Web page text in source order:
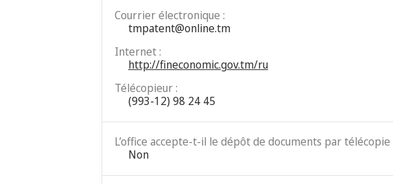
Courrier électronique :
tmpatent@online.tm
Internet :
http://fineconomic.gov.tm/ru
Télécopieur :
(993-12) 98 24 45
L’office accepte-t-il le dépôt de documents par
Non